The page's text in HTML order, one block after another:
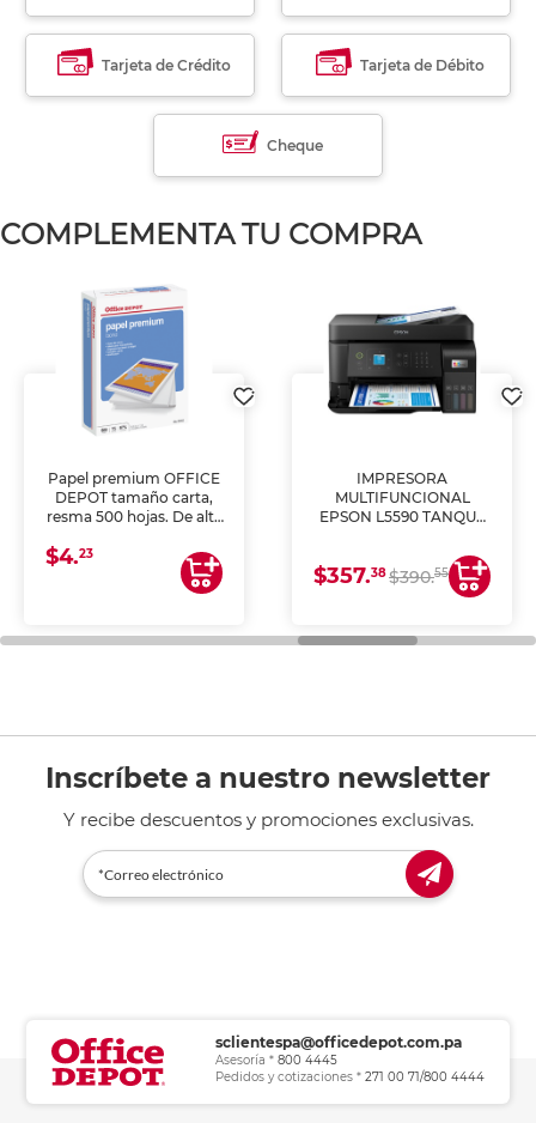
Tarjeta de Crédito Tarjeta de Débito
Cheque
COMPLEMENTA TU COMPRA
Papel premium OFFICE
DEPOT tamaño carta,
resma 500 hojas. De alta
uniforme, ideal para
impresoras de inyección
de tinta y láser,
general de oficina.
$4.23
IMPRESORA
MULTIFUNCIONAL
EPSON L5590 TANQUE
COPIA Y ESCANEA)
$357.38$390.55
Inscríbete a nuestro newsletter
Y recibe descuentos y promociones exclusivas.
sclientespa@officedepot.com.pa
Asesoría * 800 4445
Pedidos y cotizaciones * 271 00 71/800 4444